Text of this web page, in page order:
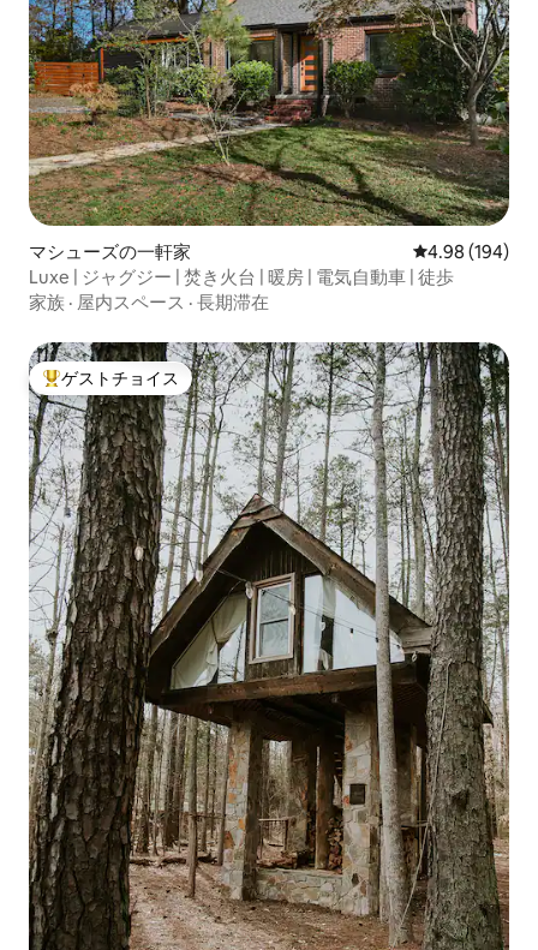
マシューズの一軒家 レビュー194
4.98 (194)
Luxe | ジャグジー | 焚き火台 | 暖房 | 電気自動車 | 徒歩
家族 · 屋内スペース · 長期滞在
大好評のゲストチョイスです。
ゲストチョイス